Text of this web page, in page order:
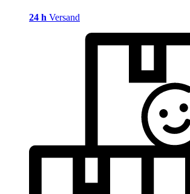
24 h Versand